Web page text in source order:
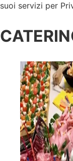
suoi servizi per